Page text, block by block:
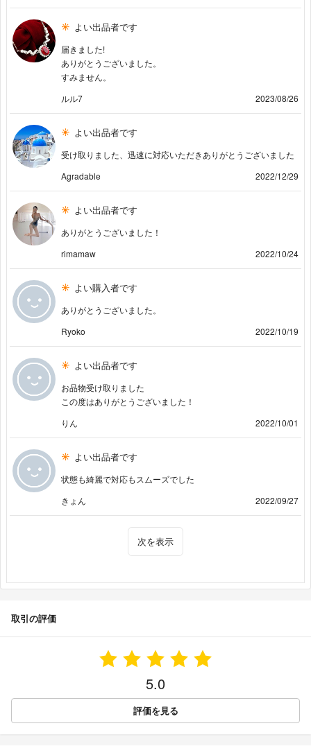
よい出品者です
届きました!
ありがとうございました。
すみません。
ルル7
2023/08/26
よい出品者です
受け取りました、迅速に対応いただきありがとうございました
Agradable
2022/12/29
よい出品者です
ありがとうございました！
rimamaw
2022/10/24
よい購入者です
ありがとうございました。
Ryoko
2022/10/19
よい出品者です
お品物受け取りました
この度はありがとうございました！
りん
2022/10/01
よい出品者です
状態も綺麗で対応もスムーズでした
きょん
2022/09/27
次を表示
取引の評価
5.0
評価を見る